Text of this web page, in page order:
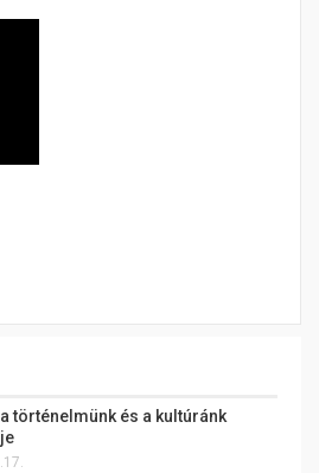
történelmünk és a kultúránk